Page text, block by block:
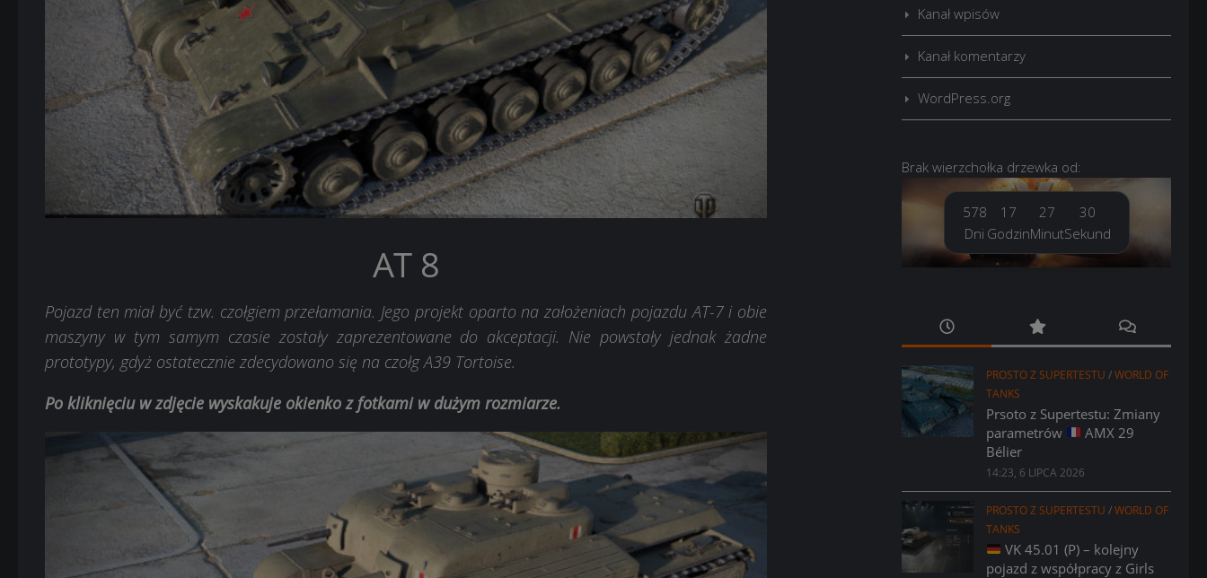
AT 8
Pojazd ten miał być tzw. czołgiem przełamania. Jego projekt oparto na założeniach pojazdu AT-7 i obie
maszyny w tym samym czasie zostały zaprezentowane do akceptacji. Nie powstały jednak żadne
prototypy, gdyż ostatecznie zdecydowano się na czołg A39 Tortoise.
Po kliknięciu w zdjęcie wyskakuje okienko z fotkami w dużym rozmiarze.
Kanał wpisów
Kanał komentarzy
WordPress.org
Brak wierzchołka drzewka od:
578
Dni
17
Godzin
27
Minut
32
Sekund
PROSTO Z SUPERTESTU /WORLD OF
TANKS
Prsoto z Supertestu: Zmiany
parametrów
AMX 29
Bélier
14:23, 6 LIPCA 2026
PROSTO Z SUPERTESTU /WORLD OF
TANKS
VK 45.01 (P) – kolejny
pojazd z współpracy z Girls